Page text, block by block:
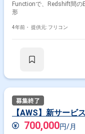
Functionで、Redshift間の
形
4年前・ 提供元: フリコン
【AWS】新サービ
700,000円/月